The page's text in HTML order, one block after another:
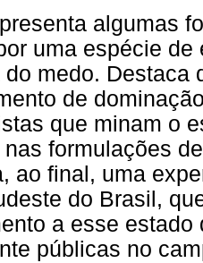
algumas
uma espécie
do medo. Destaca
de
que minam o
nas formulações
ao final, uma
do Brasil,
a esse
públicas no